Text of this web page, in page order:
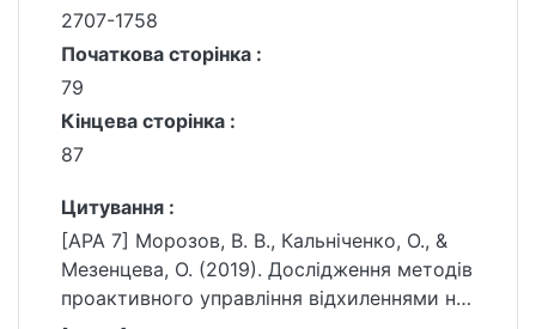
2707-1758
Початкова сторінка :
79
Кінцева сторінка :
87
Цитування :
[APA 7] Морозов, В. В., Кальніченко, О., &
Мезенцева, О. (2019). Дослідження методів
проактивного управління відхиленнями на